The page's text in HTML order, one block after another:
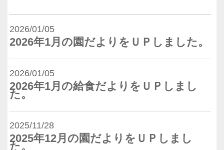
2026/01/05
2026年1月の園だよりをＵＰしました。
2026/01/05
2026年1月の給食だよりをＵＰしまし
た。
2025/11/28
2025年12月の園だよりをＵＰしまし
た。